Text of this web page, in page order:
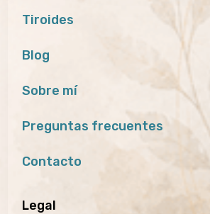
Tiroides
Blog
Sobre mí
Preguntas frecuentes
Contacto
Legal